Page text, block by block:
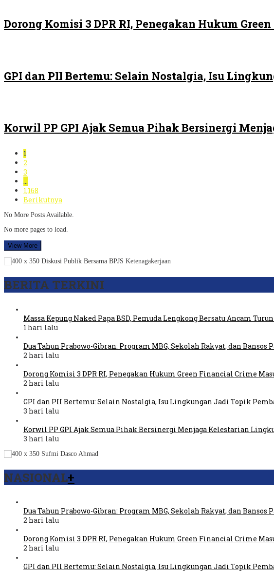
Dorong Komisi 3 DPR RI, Penegakan Hukum
GPI dan PII Bertemu: Selain Nostalgia, Isu
Korwil PP GPI Ajak Semua Pihak Bersinergi
1
2
3
…
1,168
Berikutnya
No More Posts Available.
No more pages to load.
View More
BERITA TERKINI
Massa Kepung Naked Papa BSD, Pemuda Lengkong Bersatu Ancam
1 hari lalu
Dua Tahun Prabowo-Gibran: Program MBG, Sekolah Rakyat, dan Bansos
2 hari lalu
Dorong Komisi 3 DPR RI, Penegakan Hukum Green Financial Crime
2 hari lalu
GPI dan PII Bertemu: Selain Nostalgia, Isu Lingkungan Jadi Topik
3 hari lalu
Korwil PP GPI Ajak Semua Pihak Bersinergi Menjaga Kelestarian
3 hari lalu
NASIONAL+
Dua Tahun Prabowo-Gibran: Program MBG, Sekolah Rakyat, dan Bansos
2 hari lalu
Dorong Komisi 3 DPR RI, Penegakan Hukum Green Financial Crime
2 hari lalu
GPI dan PII Bertemu: Selain Nostalgia, Isu Lingkungan Jadi Topik